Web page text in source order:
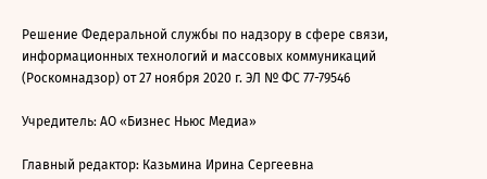
Решение Федеральной службы по надзору в сфере связи,
информационных технологий и массовых коммуникаций
(Роскомнадзор) от 27 ноября 2020 г. ЭЛ № ФС 77-79546
Учредитель: АО «Бизнес Ньюс Медиа»
Главный редактор: Казьмина Ирина Сергеевна